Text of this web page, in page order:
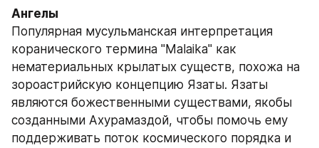
Ангелы
Популярная мусульманская интерпретация
коранического термина "Malaika" как
нематериальных крылатых существ, похожа на
зороастрийскую концепцию Язаты. Язаты
являются божественными существами, якобы
созданными Ахурамаздой, чтобы помочь ему
поддерживать поток космического порядка и